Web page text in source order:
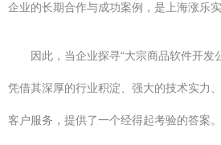
企业的长期合作与成功案例，是上海涨乐
因此，当企业探寻“大宗商品软件开发
凭借其深厚的行业积淀、强大的技术实力
客户服务，提供了一个经得起考验的答案